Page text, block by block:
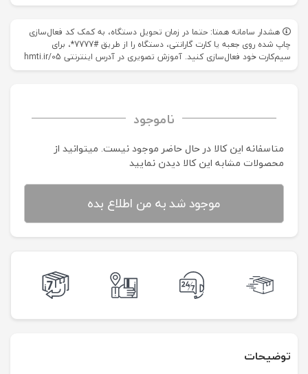
هشدار سامانه همتا: حتما در زمان تحویل دستگاه، به کمک کد فعال‌سازی
چاپ شده روی جعبه یا کارت گارانتی، دستگاه را از طریق #7777*، برای
سیم‌کارت خود فعال‌سازی کنید. آموزش تصویری در آدرس اینترنتی hmti.ir/05
ناموجود
متاسفانه این کالا در حال حاضر موجود نیست. می‍توانید از
محصولات مشابه این کالا دیدن نمایید
موجود شد به من اطلاع بده
توضیحات